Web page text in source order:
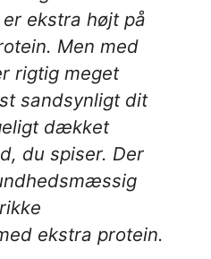
ekstra højt på
Men med
rigtig meget
sandsynligt dit
dækket
du spiser. Der
ekstra protein.